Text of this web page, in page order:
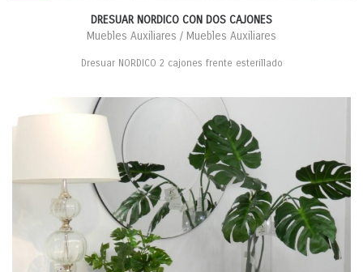
DRESUAR NORDICO CON DOS CAJONES
Muebles Auxiliares / Muebles Auxiliares
Dresuar NORDICO 2 cajones frente esterillado